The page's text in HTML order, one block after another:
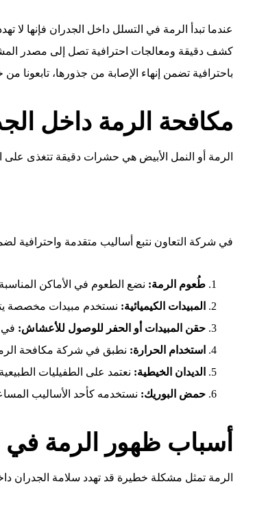
عندما تبدأ الرمة في التسلل داخل الجدران فإنها لا
كشف دقيقة ومعالجات احترافية تصل إلى مصدر
باحترافية تضمن إنهاء الإصابة من جذورها،
مكافحة الرمة داخل
الرمة أو النمل الأبيض هي حشرات دقيقة تتغذى على
في شركة التعاون نتبع أساليب متقدمة واحترافية
طُعوم الرمة: نضع الطعوم في الأماكن
المبيدات الكيميائية: نستخدم مبيدات مخصصة
حقن المبيدات أو الحفر للوصول للأعشاش: في
استخدام الحرارة: نطبق في شركة مكافحة الرمة داخل الجدران حرارة تصل إلى 120°
الديدان الخيطية: نعتمد على الطفيليات
حمض البوريك: نستخدمه كأحد الأساليب
أسباب ظهور الرمة في
الرمة تمثل مشكلة خطيرة قد تهدد سلامة الجدران